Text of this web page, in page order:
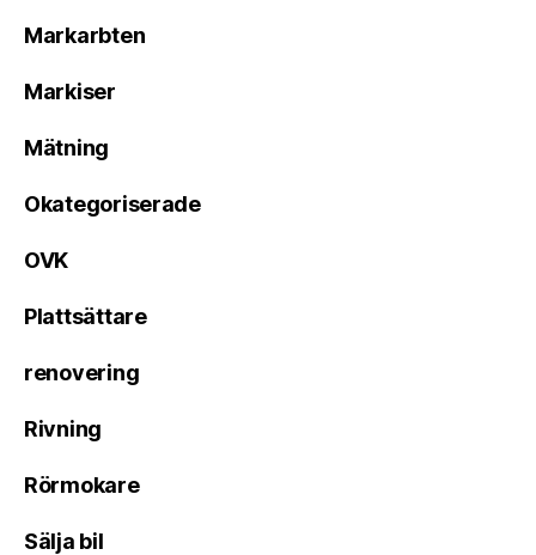
Markarbten
Markiser
Mätning
Okategoriserade
OVK
Plattsättare
renovering
Rivning
Rörmokare
Sälja bil